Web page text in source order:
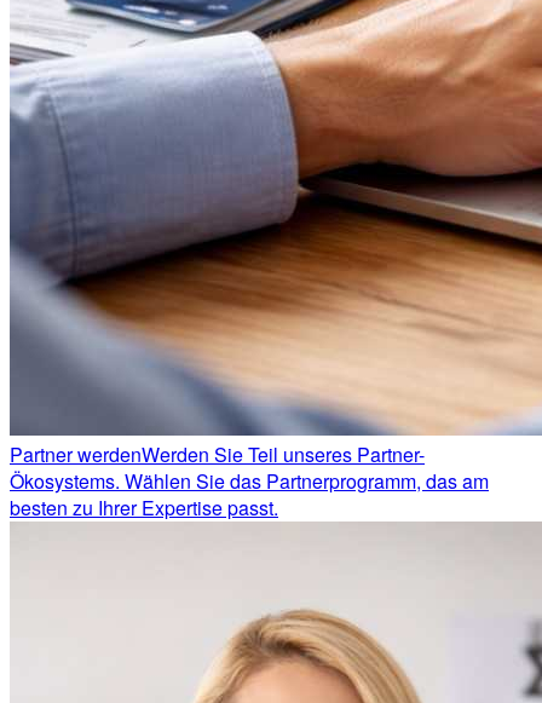
Partner werdenWerden Sie Teil unseres Partner-
Ökosystems. Wählen Sie das Partnerprogramm, das am
besten zu Ihrer Expertise passt.